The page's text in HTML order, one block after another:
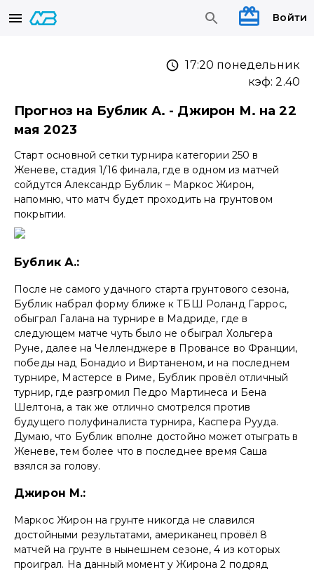
Войти
17:20 понедельник
кэф:2.40
Прогноз на Бублик А. - Джирон М. на 22
мая 2023
Старт основной сетки турнира категории 250 в
Женеве, стадия 1/16 финала, где в одном из матчей
сойдутся Александр Бублик – Маркос Жирон,
напомню, что матч будет проходить на грунтовом
покрытии.
Бублик А.:
После не самого удачного старта грунтового сезона,
Бублик набрал форму ближе к ТБШ Роланд Гаррос,
обыграл Галана на турнире в Мадриде, где в
следующем матче чуть было не обыграл Хольгера
Руне, далее на Челленджере в Провансе во Франции,
победы над Бонадио и Виртаненом, и на последнем
турнире, Мастерсе в Риме, Бублик провёл отличный
турнир, где разгромил Педро Мартинеса и Бена
Шелтона, а так же отлично смотрелся против
будущего полуфиналиста турнира, Каспера Рууда.
Думаю, что Бублик вполне достойно может отыграть в
Женеве, тем более что в последнее время Саша
взялся за голову.
Джирон М.:
Маркос Жирон на грунте никогда не славился
достойными результатами, американец провёл 8
матчей на грунте в нынешнем сезоне, 4 из которых
проиграл. На данный момент у Жирона 2 подряд